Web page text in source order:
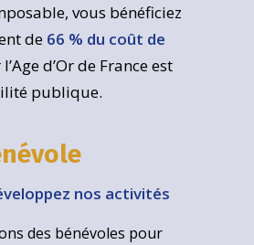
vous bénéficiez
de 66 % du coût de
d’Or de France est
publique.
nos activités
des bénévoles pour